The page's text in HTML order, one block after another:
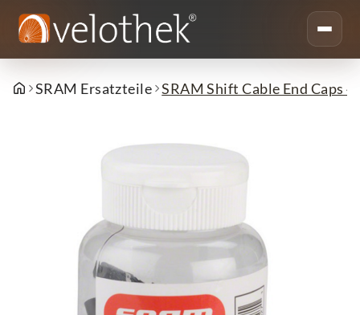
SRAM Ersatzteile SRAM Shift Cable End Caps